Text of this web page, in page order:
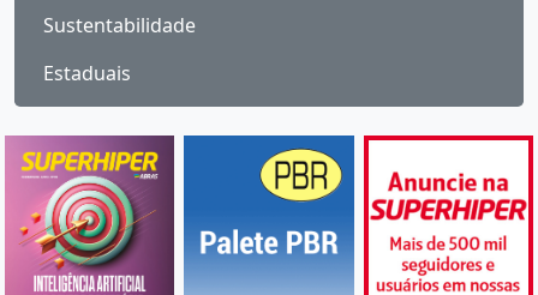
Sustentabilidade
Estaduais